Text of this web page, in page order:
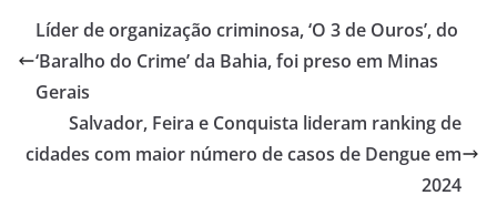
s
A
p
p
e
b
o
k
l e
Líder de organização criminosa, ‘O 3 de Ouros’, do
‘Baralho do Crime’ da Bahia, foi preso em Minas
Gerais
Salvador, Feira e Conquista lideram ranking de
cidades com maior número de casos de Dengue em
2024